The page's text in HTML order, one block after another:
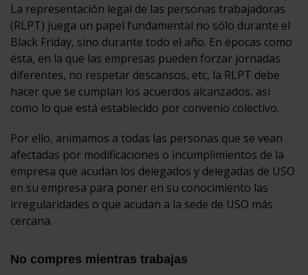
La representación legal de las personas trabajadoras
(RLPT) juega un papel fundamental no sólo durante el
Black Friday, sino durante todo el año. En épocas como
ésta, en la que las empresas pueden forzar jornadas
diferentes, no respetar descansos, etc, la RLPT debe
hacer que se cumplan los acuerdos alcanzados, así
como lo que está establecido por convenio colectivo.
Por ello, animamos a todas las personas que se vean
afectadas por modificaciones o incumplimientos de la
empresa que acudan los delegados y delegadas de USO
en su empresa para poner en su conocimiento las
irregularidades o que acudan a la sede de USO más
cercana.
No compres mientras trabajas